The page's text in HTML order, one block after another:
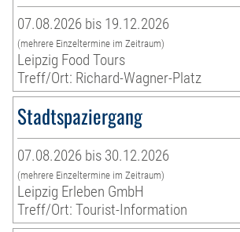
07.08.2026 bis 19.12.2026
(mehrere Einzeltermine im Zeitraum)
Leipzig Food Tours
Treff/Ort: Richard-Wagner-Platz
Stadtspaziergang
07.08.2026 bis 30.12.2026
(mehrere Einzeltermine im Zeitraum)
Leipzig Erleben GmbH
Treff/Ort: Tourist-Information